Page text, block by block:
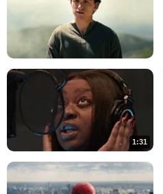
1:31